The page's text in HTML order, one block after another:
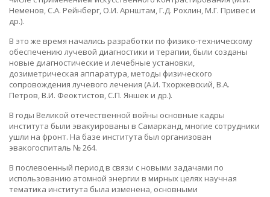
Неменов, С.А. Рейнберг, О.И. Арнштам, Г.Д. Рохлин, М.Г. Привес и
др.).
В это же время начались разработки по физико-техническому
обеспечению лучевой диагностики и терапии, были созданы
новые диагностические и лечебные установки,
дозиметрическая аппаратура, методы физического
сопровождения лучевого лечения (А.И. Тхоржевский, В.А.
Петров, В.И. Феоктистов, С.П. Яншек и др.).
В годы Великой отечественной войны основные кадры
института были эвакуированы в Самарканд, многие сотрудники
ушли на фронт. На базе института был организован
эвакогоспиталь № 264.
В послевоенный период в связи с новыми задачами по
использованию атомной энергии в мирных целях научная
тематика института была изменена, основными